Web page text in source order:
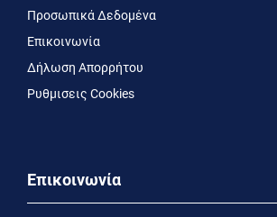
Προσωπικά Δεδομένα
Επικοινωνία
Δήλωση Απορρήτου
Ρυθμισεις Cookies
Επικοινωνία